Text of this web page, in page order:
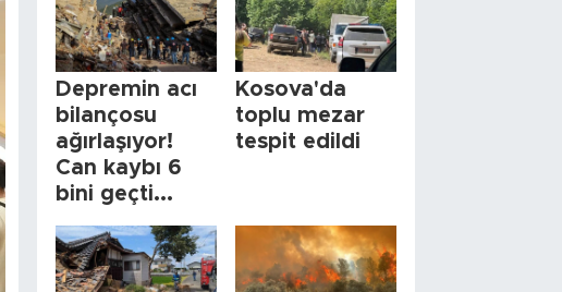
Depremin acı
bilançosu
ağırlaşıyor!
Can kaybı 6
bini geçti...
Kosova'da
toplu mezar
tespit edildi